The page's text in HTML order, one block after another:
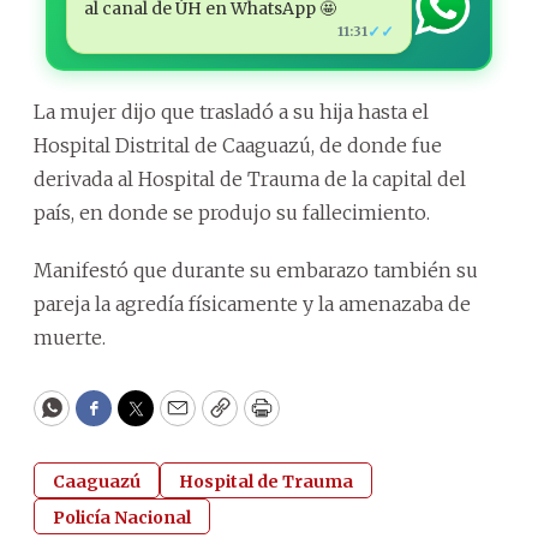
al canal de ÚH en WhatsApp 🤩
11:31 ✓✓
La mujer dijo que trasladó a su hija hasta el
Hospital Distrital de Caaguazú, de donde fue
derivada al Hospital de Trauma de la capital del
país, en donde se produjo su fallecimiento.
Manifestó que durante su embarazo también su
pareja la agredía físicamente y la amenazaba de
muerte.
WhatsApp
Facebook
Twitter
EmailCopyPrint
Caaguazú
Hospital de Trauma
Policía Nacional